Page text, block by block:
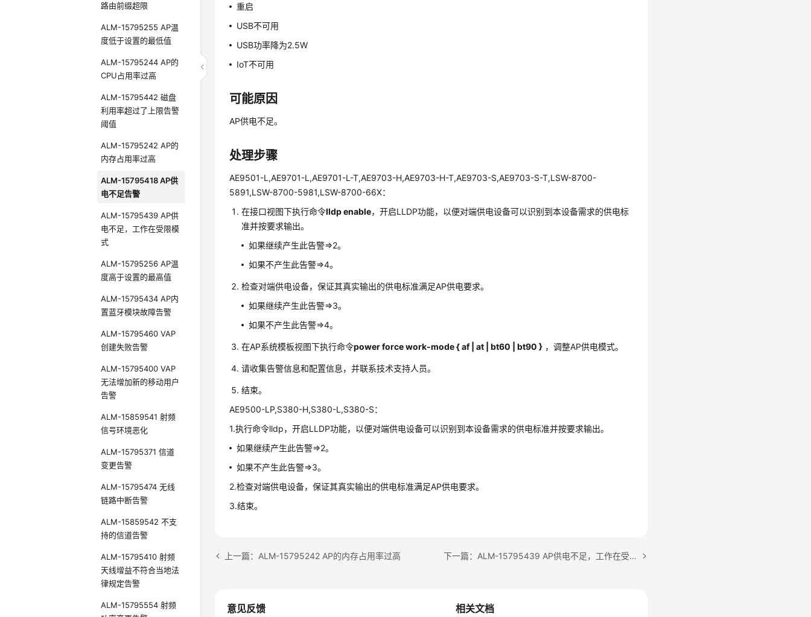
路由前缀超限
ALM-15795255 AP温
度低于设置的最低值
ALM-15795244 AP的
CPU占用率过高
ALM-15795442 磁盘
利用率超过了上限告警
阈值
ALM-15795242 AP的
内存占用率过高
ALM-15795418 AP供
电不足告警
ALM-15795439 AP供
电不足，工作在受限模
式
ALM-15795256 AP温
度高于设置的最高值
ALM-15795434 AP内
置蓝牙模块故障告警
ALM-15795460 VAP
创建失败告警
ALM-15795400 VAP
无法增加新的移动用户
告警
ALM-15859541 射频
信号环境恶化
ALM-15795371 信道
变更告警
ALM-15795474 无线
链路中断告警
ALM-15859542 不支
持的信道告警
ALM-15795410 射频
天线增益不符合当地法
律规定告警
ALM-15795554 射频
重启
USB不可用
USB功率降为2.5W
IoT不可用
可能原因
AP供电不足。
处理步骤
AE9501-L,AE9701-L,AE9701-L-T,AE9703-H,AE9703-H-T,AE9703-S,AE9703-S-T,LSW-8700-
5891,LSW-8700-5981,LSW-8700-66X：
在接口视图下执行命令lldp enable，开启LLDP功能，以便对端供电设备可以识别到本设备需求的供电标
准并按要求输出。
如果继续产生此告警=>2。
如果不产生此告警=>4。
检查对端供电设备，保证其真实输出的供电标准满足AP供电要求。
如果继续产生此告警=>3。
如果不产生此告警=>4。
在AP系统模板视图下执行命令power force work-mode { af | at | bt60 | bt90 } ，调整AP供电模式。
请收集告警信息和配置信息，并联系技术支持人员。
结束。
AE9500-LP,S380-H,S380-L,S380-S：
1.执行命令lldp，开启LLDP功能，以便对端供电设备可以识别到本设备需求的供电标准并按要求输出。
如果继续产生此告警=>2。
如果不产生此告警=>3。
2.检查对端供电设备，保证其真实输出的供电标准满足AP供电要求。
3.结束。
上一篇：ALM-15795242 AP的内存占用率过高 下一篇：ALM-15795439 AP供电不足，工作在受限模式
相关文档
意见反馈